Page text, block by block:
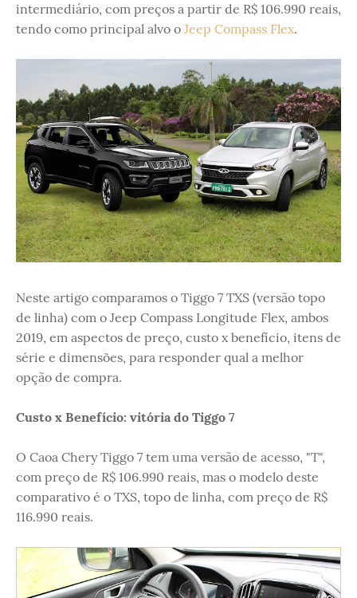
intermediário, com preços a partir de R$ 106.990 reais,
tendo como principal alvo o Jeep Compass Flex.
Neste artigo comparamos o Tiggo 7 TXS (versão topo
de linha) com o Jeep Compass Longitude Flex, ambos
2019, em aspectos de preço, custo x benefício, itens de
série e dimensões, para responder qual a melhor
opção de compra.
Custo x Benefício: vitória do Tiggo 7
O Caoa Chery Tiggo 7 tem uma versão de acesso, "T",
com preço de R$ 106.990 reais, mas o modelo deste
comparativo é o TXS, topo de linha, com preço de R$
116.990 reais.